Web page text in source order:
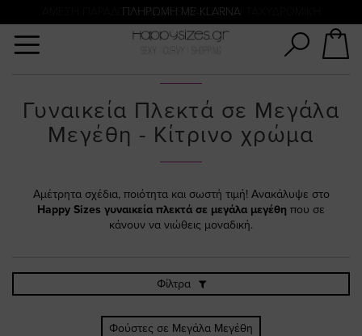
ΠΛΗΡΩΜΗ ΜΕ KLARNA
ΑΜΕΣΗ ΠΑΡΑΔΟΣΗ ΜΕ ACS ΚΑΙ ΓΕΝΙΚΗ ΤΑΧΥΔΡΟΜΙΚΉ
Γυναικεία Πλεκτά σε Μεγάλα
Μεγέθη - Κίτρινο χρώμα
Αμέτρητα σχέδια, ποιότητα και σωστή τιμή! Ανακάλυψε στο
Happy Sizes γυναικεία πλεκτά σε μεγάλα μεγέθη που σε
κάνουν να νιώθεις μοναδική.
Φίλτρα
Φούστες σε Μεγάλα Μεγέθη
Αναζήτηση